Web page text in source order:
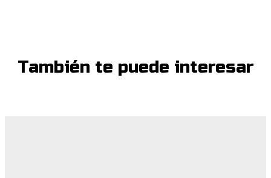
También te puede interesar